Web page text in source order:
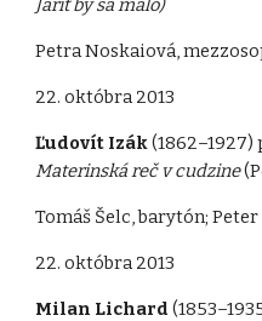
Jariť by sa malo)
Petra Noskaiová,
22. októbra 2013
Ľudovít Izák(1862–1927)
Materinská reč v cudzine
Tomáš Šelc, barytón;
22. októbra 2013
Milan Lichard